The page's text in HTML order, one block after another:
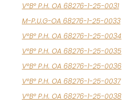
V°B° P.H. OA 68276-1-25-0031
M-P.U.G-OA 68276-1-25-0033
V°B° P.H. OA 68276-1-25-0034
V°B° P.H. OA 68276-1-25-0035
V°B° P.H. OA 68276-1-25-0036
V°B° P.H. OA 68276-1-25-0037
V°B° P.H. OA 68276-1-25-0038